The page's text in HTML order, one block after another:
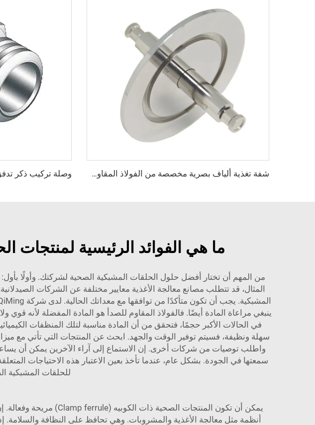
شفة تغذية ألياف بصرية مخصصة من الفولاذ المقاوم للصدأ SS304/SS316L، توصيل أنثى KF25/40، تركيب فراغ NW25/40
ما هي الفوائد الرئيسية لمنتجات
من المهم أن تختار أفضل حلول الحلقات المشبكية الصحية لشركتك. وأولًا
المثال، قد تتطلب مصانع معالجة الأغذية معايير مختلفة عن الشركات
ينبغي مراعاة المادة أيضًا. فالفولاذ المقاوم للصدأ هو المادة المفضلة لأنه
في الحالات الأكبر حجمًا، فتحقق من أن المادة مناسبة لتلك المنظفات
سهلة ونظيفة، فسيتم توفير الوقت والجهد. ابحث عن المنتجات التي تأتي مع
سمعتها في الجودة. بشكل عام، عندما تأخذ بعين الاعتبار هذه الاحتياجات
للحلقات المشبكية
أنظمة مثل معالجة الأغذية والمشروبات. وهي تحافظ على النظافة